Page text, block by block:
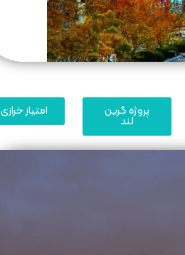
پروژه گرین
لند
امتیاز خرازی